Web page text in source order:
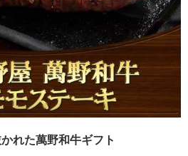
れた萬野和牛ギフト